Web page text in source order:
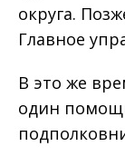
округа.
Главное
В это же
один